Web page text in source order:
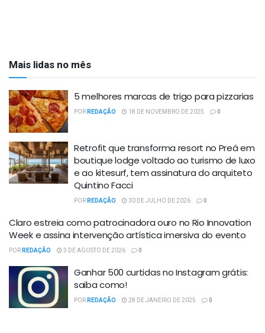
Mais lidas no mês
5 melhores marcas de trigo para pizzarias
PORREDAÇÃO 18 DE NOVEMBRO DE 2025 0
Retrofit que transforma resort no Preá em
boutique lodge voltado ao turismo de luxo
e ao kitesurf, tem assinatura do arquiteto
Quintino Facci
PORREDAÇÃO 30 DE JULHO DE 2026 0
Claro estreia como patrocinadora ouro no Rio Innovation
Week e assina intervenção artística imersiva do evento
PORREDAÇÃO 3 DE AGOSTO DE 2026 0
Ganhar 500 curtidas no Instagram grátis:
saiba como!
PORREDAÇÃO 28 DE JANEIRO DE 2025 0